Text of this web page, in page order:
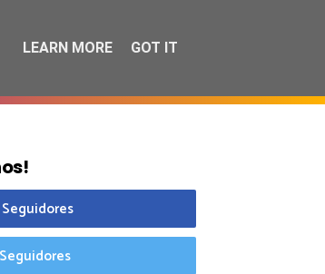
Seguidores
LEARN MORE GOT IT